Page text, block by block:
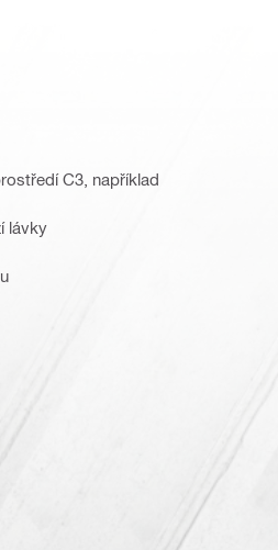
C3, například
lávky